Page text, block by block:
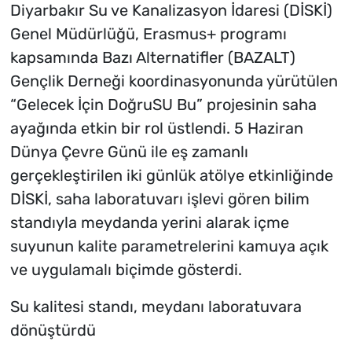
Diyarbakır Su ve Kanalizasyon İdaresi (DİSKİ)
Genel Müdürlüğü, Erasmus+ programı
kapsamında Bazı Alternatifler (BAZALT)
Gençlik Derneği koordinasyonunda yürütülen
“Gelecek İçin DoğruSU Bu” projesinin saha
ayağında etkin bir rol üstlendi. 5 Haziran
Dünya Çevre Günü ile eş zamanlı
gerçekleştirilen iki günlük atölye etkinliğinde
DİSKİ, saha laboratuvarı işlevi gören bilim
standıyla meydanda yerini alarak içme
suyunun kalite parametrelerini kamuya açık
ve uygulamalı biçimde gösterdi.
Su kalitesi standı, meydanı laboratuvara
dönüştürdü